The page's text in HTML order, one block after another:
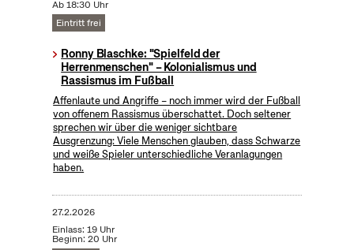
Ab 18:30 Uhr
Eintritt frei
Ronny Blaschke: "Spielfeld der
Herrenmenschen" – Kolonialismus und
Rassismus im Fußball
Affenlaute und Angriffe – noch immer wird der Fußball
von offenem Rassismus überschattet. Doch seltener
sprechen wir über die weniger sichtbare
Ausgrenzung: Viele Menschen glauben, dass Schwarze
und weiße Spieler unterschiedliche Veranlagungen
haben.
27.2.2026
Einlass: 19 Uhr
Beginn: 20 Uhr